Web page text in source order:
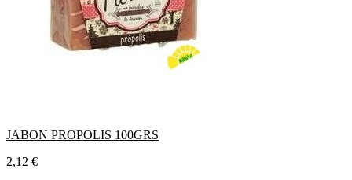
JABON PROPOLIS 100GRS
Precio
2,12 €